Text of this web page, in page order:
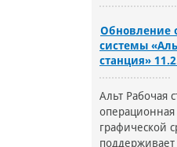
Обновление
системы
станция»
Альт Рабочая
операционная
графической